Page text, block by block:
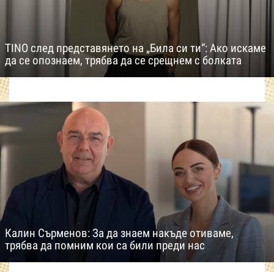
TINO след представянето на „Била си ти“: Ако искаме
да се опознаем, трябва да се срещнем с болката
Калин Сърменов: За да знаем накъде отиваме,
трябва да помним кои са били преди нас